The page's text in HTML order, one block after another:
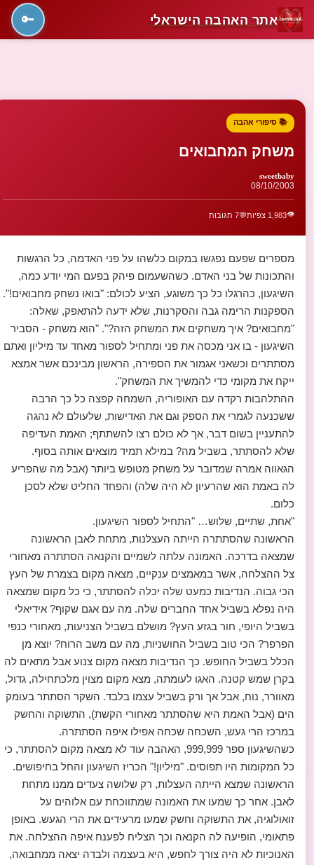
אתר האהבה הישראלי 🔑
📚 סיפורי אהבה
משחק המחבואים
sweetbaby
08/10/2003
👁️1,983 צפיות 💬7 תגובות
מספרים שפעם נפגשו במקום כלשהו על פני האדמה, כל הרגשות
והתכונות של בני האדם. כשהשעמום פיהק בפעם המי יודע כמה,
השיגעון, כהרגלו כל כך משוגע, הציע לכולם: "בואו נשחק מחבואים!".
הספקנות הרימה גבה והסקרנות, שלא ידעה להתאפק, שאלה:
"מחבואים? איך משחקים את המשחק הזה?". "הוא משחק - הסביר
השיגעון - בו אני מכסה את פני ומתחיל לספור מאחד עד מיליון ואתם
מסתתרים וכשאני אגמור את הספירה, הראשון מבינכם אשר אמצא
ייקח את מקומי כדי להמשיך את המשחק".
ההתלהבות רקדה עם האופוריה, השמחה קפצה כל כך הרבה
ששכנעה לגמרי את הספק וגם את האדישות, שלעולם לא נהגה
להתעניין בשום דבר, אך לא כולם רצו להשתתף; האמת העדיפה
שלא להסתתר, בשביל מה? במילא תמיד מוצאים אותה בסוף.
הגאווה אמרה שמדובר על משחק מטופש ביותר (אבל מה שהפריע
לה באמת הוא שהרעיון לא היה שלה) והפחד החליט שלא לסכן
כלום.
"אחת, שתיים, שלוש… "התחיל לספור השיגעון.
הראשונה שהסתתרה הייתה העצלנות, מתחת לאבן הראשונה
שמצאה בדרכה. האמונה עלתה לשמיים והקנאה הסתתרה מאחורי
צל ההצלחה, אשר במאמצים ענקיים, מצאה מקום בצמרת של העץ
הכי גבוה. הנדיבות כמעט שלה יכלה להסתתר, כי כל מקום שמצאה
היה נפלא בשביל אחד החברים שלה. מה עם אגם שקוף? אידיאלי
בשביל היופי, חור בגזע העץ? מושלם בשביל הצניעות, מאחורי כנפי
הפרפר? הכי טוב בשביל החושניות, מה עם משב הרוח? יוצא מן
הכלל בשביל החופש. כך הנדיבות מצאה מקום צנוע אבל מתאים לה
בקרן שמש קטנה. האגו לעומתה, מצא מקום מצוין מלכתחילה, גדול,
מאוורר, נוח, אבל אך ורק בשביל עצמו בלבד. השקר הסתתר בעומק
הים (אבל האמת היא שהסתתר מאחורי הקשת), התשוקה והחשק
במרכז הרי געש, השכחה שכחה אפילו איפה הסתתרה.
כשהשיגעון ספר 999,999, האהבה עוד לא מצאה מקום להסתתר, כי
כל המקומות היו תפוסים. "מיליון!" הכריז השיגעון והחל בחיפושים.
הראשונה שמצא הייתה העצלות, רק שלושה צעדים ממנו מתחת
לאבן. אחר כך שמעו את האמונה שמתווכחת עם אלוהים על
זואולוגיה, את התשוקה וחשק שמעו מרעידים את הרי הגעש. באופן
פתאומי, הופיעה לה הקנאה וכך הצליח לפענח איפה ההצלחה. את
האנוכיות לא היה צורך לחפש, היא בעצמה ולבדה יצאה ממחבואה,